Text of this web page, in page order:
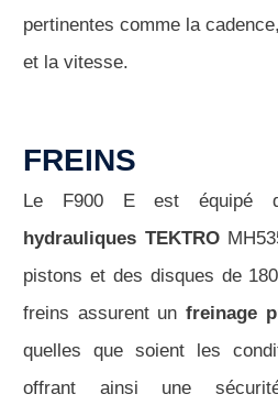
pertinentes comme la
et la vitesse.
FREINS
Le F900 E est équipé
hydrauliques TEKTRO
pistons et des disques de
freins assurent un freinage
quelles que soient les
offrant ainsi une